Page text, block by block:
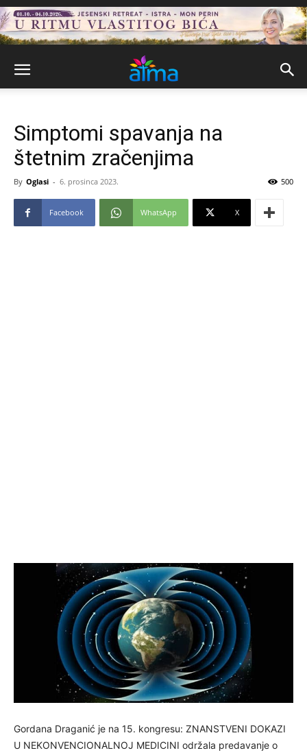
Simptomi spavanja na
štetnim zračenjima
By Oglasi - 6. prosinca 2023. 500
Facebook WhatsApp X
Gordana Draganić je na 15. kongresu: ZNANSTVENI DOKAZI
U NEKONVENCIONALNOJ MEDICINI održala predavanje o